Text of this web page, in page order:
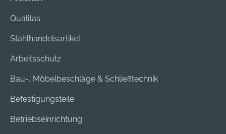
Qualitas
Stahlhandelsartikel
Arbeitsschutz
Bau-, Möbelbeschläge & Schließtechnik
Befestigungsteile
Betriebseinrichtung